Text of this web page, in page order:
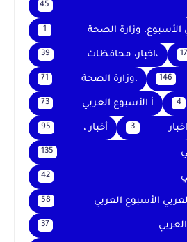
45
الأسبوع. وزارة الصحة 1
17 ،اخبار، محافظات 39
146 ،وزارة الصحة 71
4 أ الأسبوع العربي 73
اخبار 3 أخبار ، 95
135
42
الأسبوع العربي 58
37